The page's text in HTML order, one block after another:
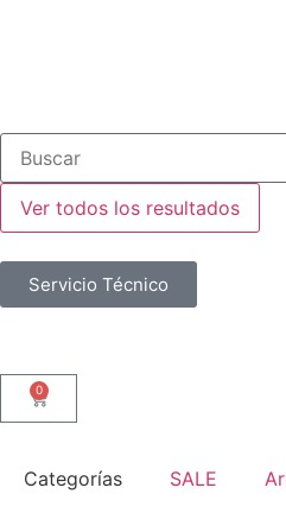
Ver todos los resultados
Servicio Técnico
0
Categorías SALE